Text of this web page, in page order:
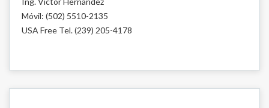
Móvil: (502) 5510-2135
USA Free Tel. (239) 205-4178